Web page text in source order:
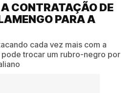
CONTRATAÇÃO DE
PARA A
cada vez mais com a
trocar um rubro-negro por